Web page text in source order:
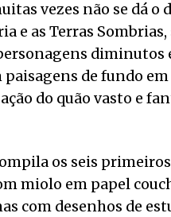
vezes não se dá
e as Terras
de fundo
do quão vasto e
os seis
miolo em papel
com desenhos de